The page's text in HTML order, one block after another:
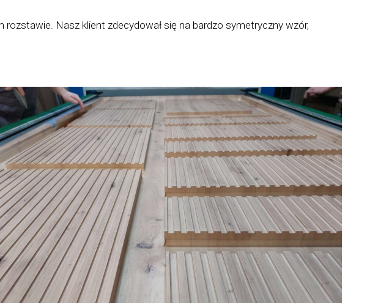
Nasz klient zdecydował się na bardzo symetryczny wzór,